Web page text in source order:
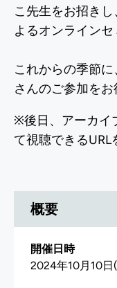
概要
開催日時
2024年10月10